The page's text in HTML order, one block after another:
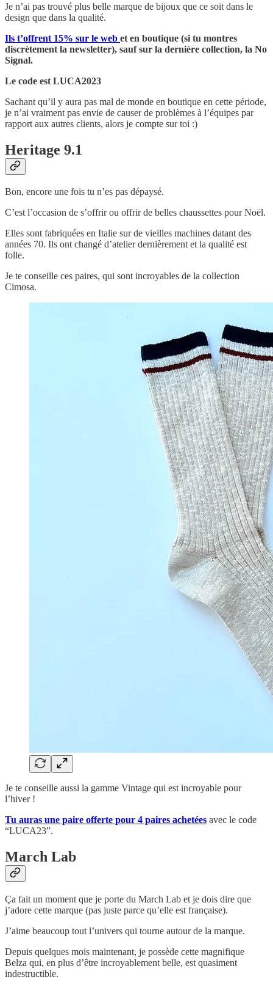
Je n’ai pas trouvé plus belle marque de bijoux que ce soit dans le
design que dans la qualité.
Ils t’offrent 15% sur le web et en boutique (si tu montres
discrètement la newsletter), sauf sur la dernière collection, la No
Signal.
Le code est LUCA2023
Sachant qu’il y aura pas mal de monde en boutique en cette période,
je n’ai vraiment pas envie de causer de problèmes à l’équipes par
rapport aux autres clients, alors je compte sur toi :)
Heritage 9.1
Bon, encore une fois tu n’es pas dépaysé.
C’est l’occasion de s’offrir ou offrir de belles chaussettes pour Noël.
Elles sont fabriquées en Italie sur de vieilles machines datant des
années 70. Ils ont changé d’atelier dernièrement et la qualité est
folle.
Je te conseille ces paires, qui sont incroyables de la collection
Cimosa.
Je te conseille aussi la gamme Vintage qui est incroyable pour
l’hiver !
Tu auras une paire offerte pour 4 paires achetées avec le code
“LUCA23”.
March Lab
Ça fait un moment que je porte du March Lab et je dois dire que
j’adore cette marque (pas juste parce qu’elle est française).
J’aime beaucoup tout l’univers qui tourne autour de la marque.
Depuis quelques mois maintenant, je possède cette magnifique
Belza qui, en plus d’être incroyablement belle, est quasiment
indestructible.